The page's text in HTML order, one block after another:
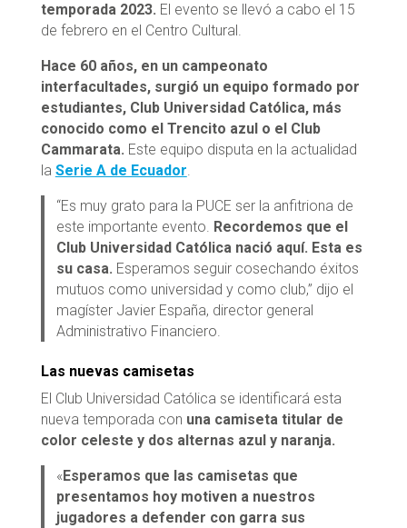
temporada 2023. El evento se llevó a cabo el 15
de febrero en el Centro Cultural.
Hace 60 años, en un campeonato
interfacultades, surgió un equipo formado por
estudiantes, Club Universidad Católica, más
conocido como el Trencito azul o el Club
Cammarata. Este equipo disputa en la actualidad
la Serie A de Ecuador.
“Es muy grato para la PUCE ser la anfitriona de
este importante evento. Recordemos que el
Club Universidad Católica nació aquí. Esta es
su casa. Esperamos seguir cosechando éxitos
mutuos como universidad y como club,” dijo el
magíster Javier España, director general
Administrativo Financiero.
Las nuevas camisetas
El Club Universidad Católica se identificará esta
nueva temporada con una camiseta titular de
color celeste y dos alternas azul y naranja.
«Esperamos que las camisetas que
presentamos hoy motiven a nuestros
jugadores a defender con garra sus